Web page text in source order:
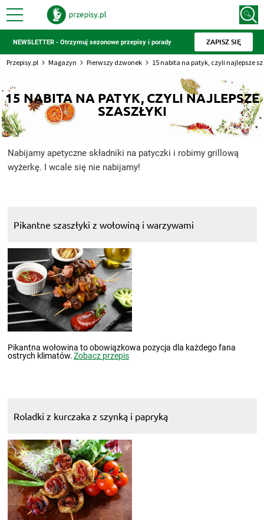
NEWSLETTER - Otrzymuj sezonowe przepisy i porady ZAPISZ SIĘ
Przepisy.pl Magazyn Pierwszy dzwonek 15 nabita na patyk, czyli najlepsze
15 NABITA NA PATYK, CZYLI NAJLEPSZE
SZASZŁYKI
Nabijamy apetyczne składniki na patyczki i robimy grillową
wyżerkę. I wcale się nie nabijamy!
Pikantne szaszłyki z wołowiną i warzywami
Pikantna wołowina to obowiązkowa pozycja dla każdego fana
ostrych klimatów.Zobacz przepis
Roladki z kurczaka z szynką i papryką